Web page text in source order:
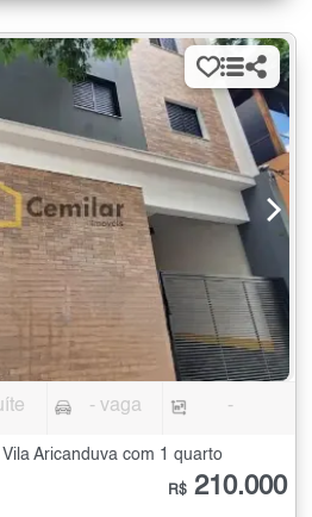
- vaga -
Aricanduva com 1 quarto
R$ 210.000